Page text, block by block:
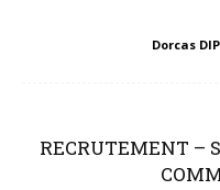
Dorcas
RECRUTEMENT –